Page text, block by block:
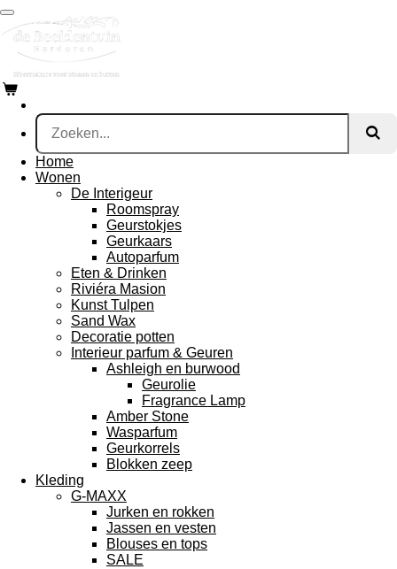
Ga
direct
naar
hoofdinhoud
Home
Wonen
De Interigeur
Roomspray
Geurstokjes
Geurkaars
Autoparfum
Eten & Drinken
Riviéra Masion
Kunst Tulpen
Sand Wax
Decoratie potten
Interieur parfum & Geuren
Ashleigh en burwood
Geurolie
Fragrance Lamp
Amber Stone
Wasparfum
Geurkorrels
Blokken zeep
Kleding
G-MAXX
Jurken en rokken
Jassen en vesten
Blouses en tops
SALE